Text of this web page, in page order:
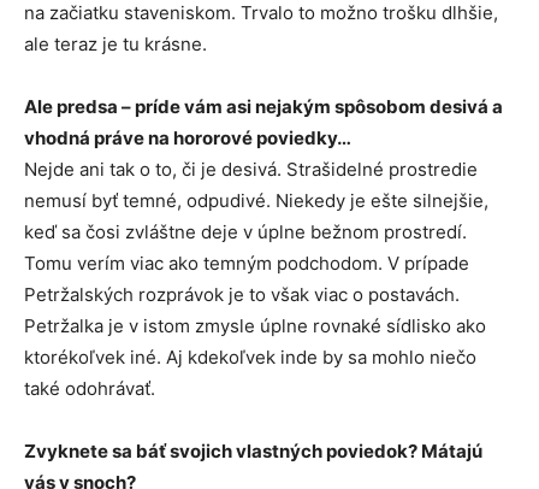
na začiatku staveniskom. Trvalo to možno trošku dlhšie,
ale teraz je tu krásne.
Ale predsa – príde vám asi nejakým spôsobom desivá a
vhodná práve na hororové poviedky…
Nejde ani tak o to, či je desivá. Strašidelné prostredie
nemusí byť temné, odpudivé. Niekedy je ešte silnejšie,
keď sa čosi zvláštne deje v úplne bežnom prostredí.
Tomu verím viac ako temným podchodom. V prípade
Petržalských rozprávok je to však viac o postavách.
Petržalka je v istom zmysle úplne rovnaké sídlisko ako
ktorékoľvek iné. Aj kdekoľvek inde by sa mohlo niečo
také odohrávať.
Zvyknete sa báť svojich vlastných poviedok? Mátajú
vás v snoch?